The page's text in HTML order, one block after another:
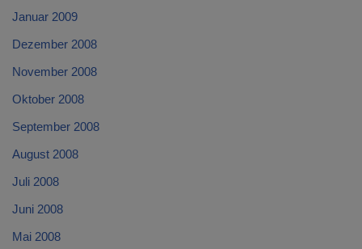
Januar 2009
Dezember 2008
November 2008
Oktober 2008
September 2008
August 2008
Juli 2008
Juni 2008
Mai 2008